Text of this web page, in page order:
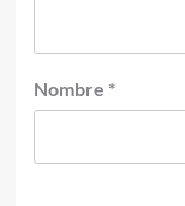
Nombre *